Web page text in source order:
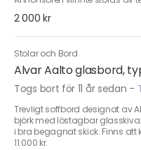
2 000 kr
Stolar och Bord
Alvar Aalto glasbord,
Togs bort för 11 år sedan -
Trevligt soffbord designat av
björk med löstagbar
i bra begagnat skick. Finns
11.000 kr.